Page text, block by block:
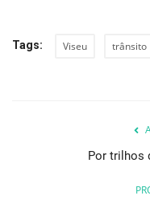
Tags: Viseu trânsito
Por trilhos